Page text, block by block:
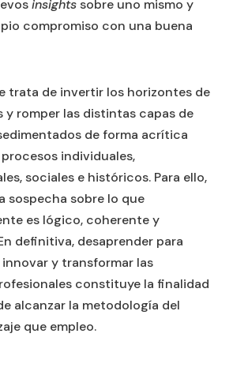
insights sobre uno mismo y
compromiso con una buena
trata de invertir los horizontes de
y romper las distintas capas de
de forma acrítica
individuales,
sociales e históricos. Para ello,
sospecha sobre lo que
es lógico, coherente y
definitiva, desaprender para
y transformar las
constituye la finalidad
alcanzar la metodología del
que empleo.